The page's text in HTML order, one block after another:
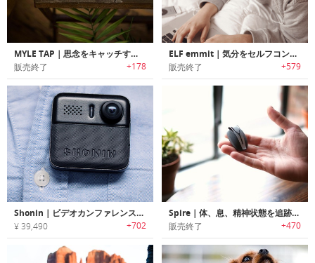
MYLE TAP｜思念をキャッチするウェアラブルデバイス「マイルタップ」
販売終了 +178
ELF emmit｜気分をセルフコントロールするウェアラブルデバイス「エルフエミット」
販売終了 +579
Shonin｜ビデオカンファレンスも可能なウェアラブルセキュリティーカメラ「ショーニン」
¥ 39,490 +702
Spire｜体、息、精神状態を追跡するウェアラブルデバイス
販売終了 +470